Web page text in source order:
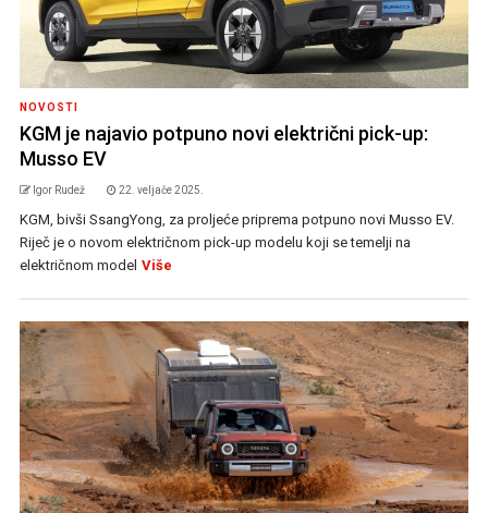
NOVOSTI
KGM je najavio potpuno novi električni pick-up:
Musso EV
Igor Rudež 22. veljače 2025.
KGM, bivši SsangYong, za proljeće priprema potpuno novi Musso EV.
Riječ je o novom električnom pick-up modelu koji se temelji na
električnom model Više